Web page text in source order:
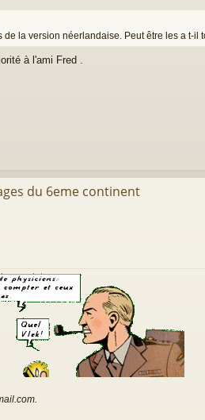
la version néerlandaise. Peut être les a t-il
à l'ami Fred .
du 6eme continent